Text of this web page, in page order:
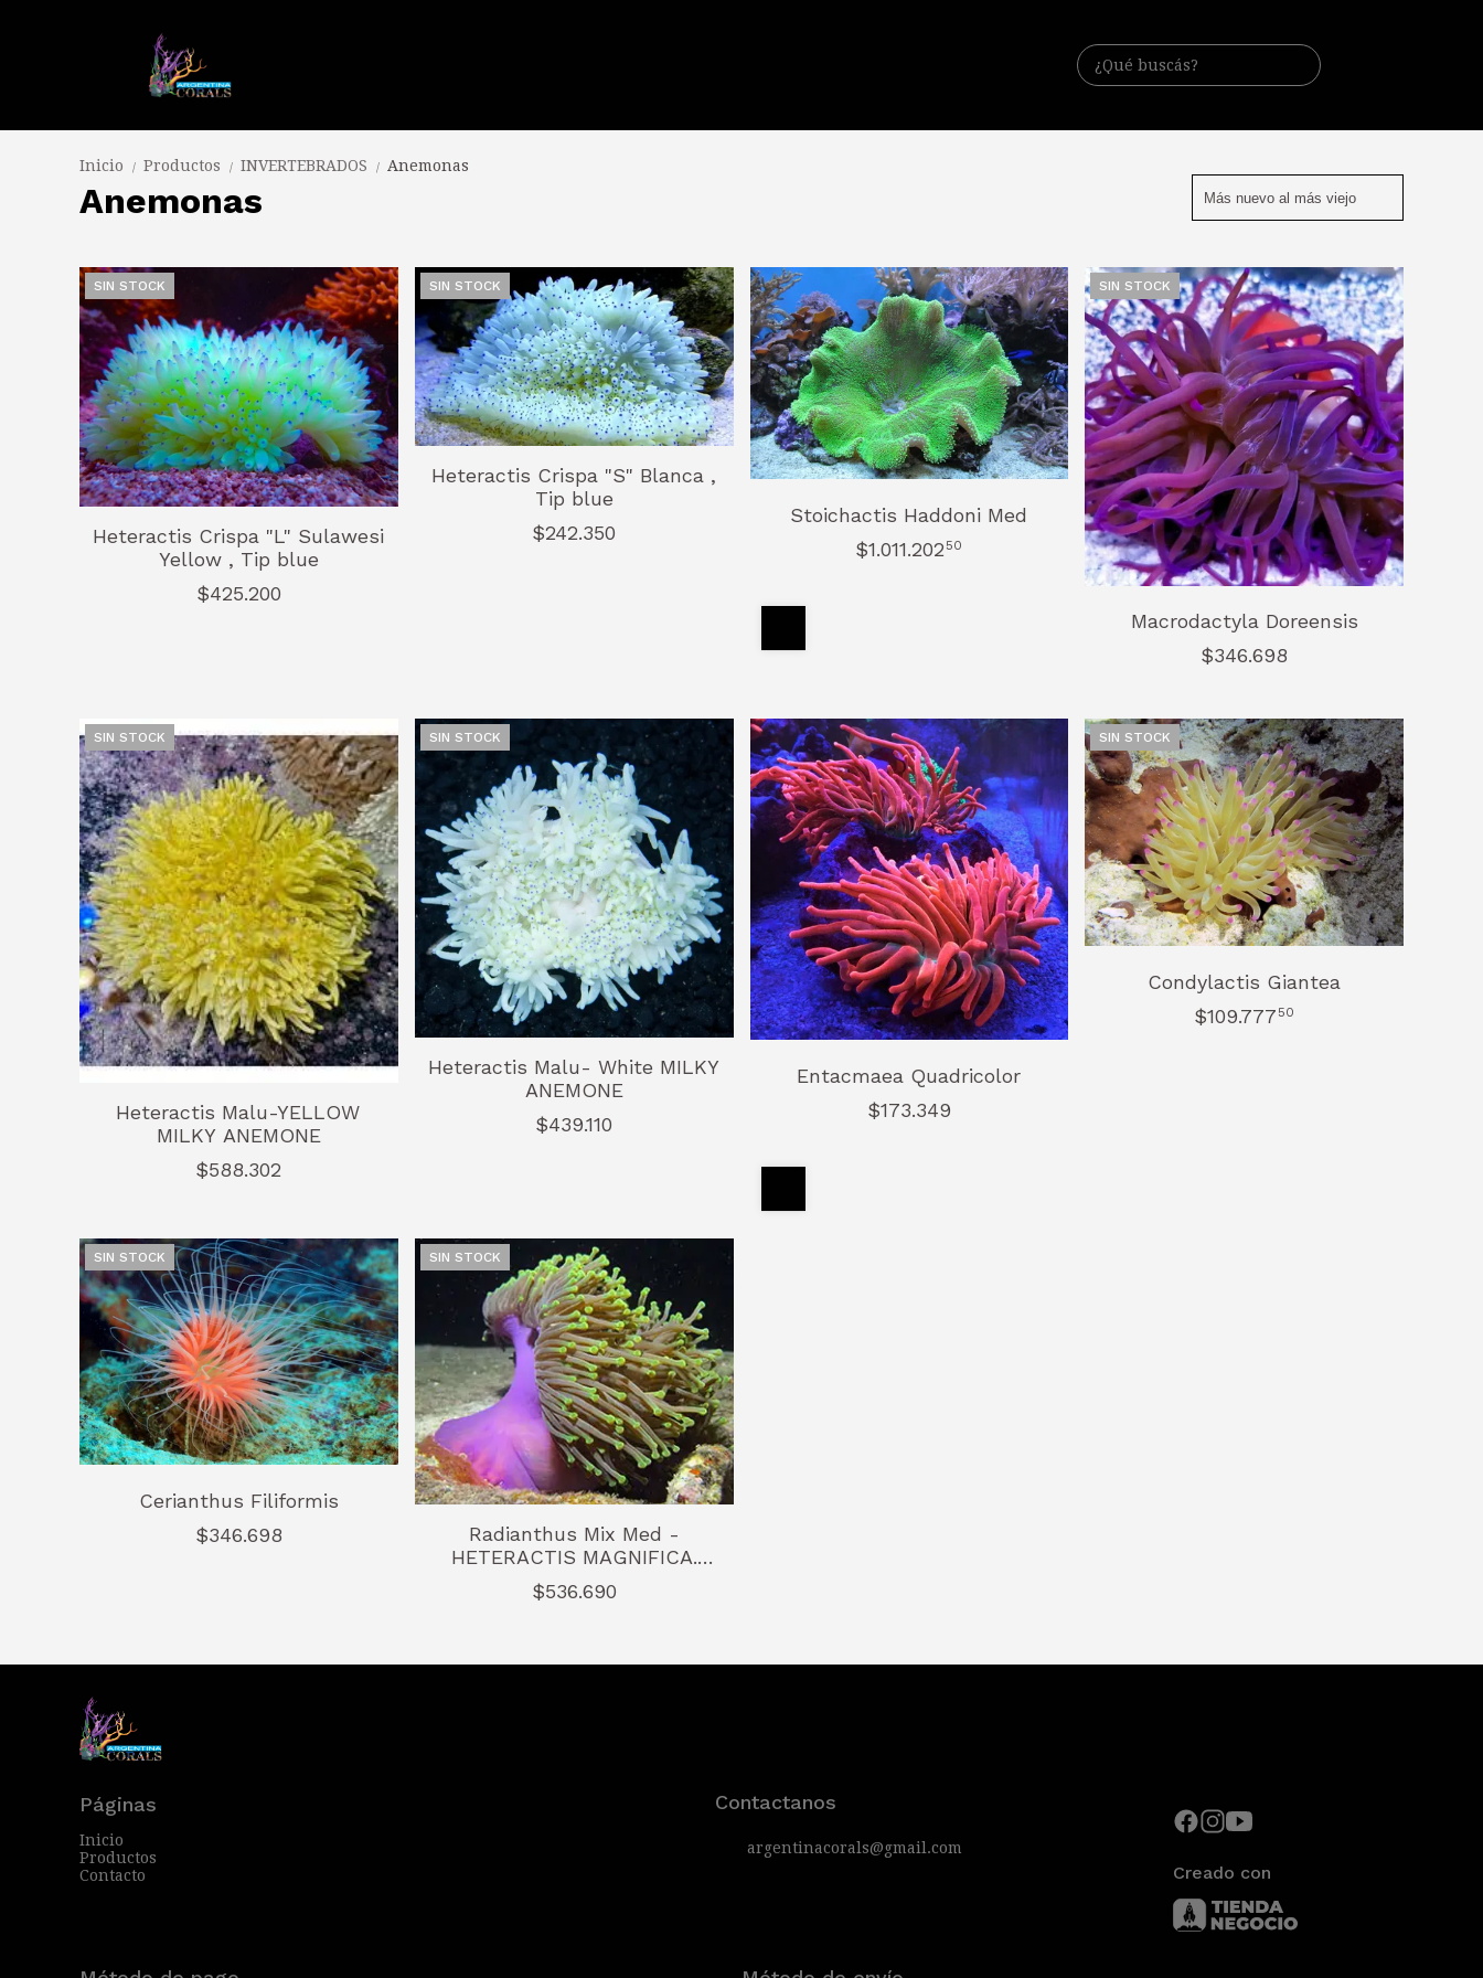
Inicio / Productos / INVERTEBRADOS / Anemonas
Anemonas
SIN STOCK
Heteractis Crispa "L" Sulawesi
Yellow , Tip blue
$425.200
SIN STOCK
Heteractis Crispa "S" Blanca ,
Tip blue
$242.350
Stoichactis Haddoni Med
$1.011.202 50
SIN STOCK
Macrodactyla Doreensis
$346.698
SIN STOCK
Heteractis Malu-YELLOW
MILKY ANEMONE
$588.302
SIN STOCK
Heteractis Malu- White MILKY
ANEMONE
$439.110
Entacmaea Quadricolor
$173.349
SIN STOCK
Condylactis Giantea
$109.777 50
SIN STOCK
Cerianthus Filiformis
$346.698
SIN STOCK
Radianthus Mix Med -
HETERACTIS MAGNIFICA.
(PURPLE BASE)
$536.690
Páginas
Inicio
Productos
Contacto
Contactanos
argentinacorals@gmail.com
Creado con